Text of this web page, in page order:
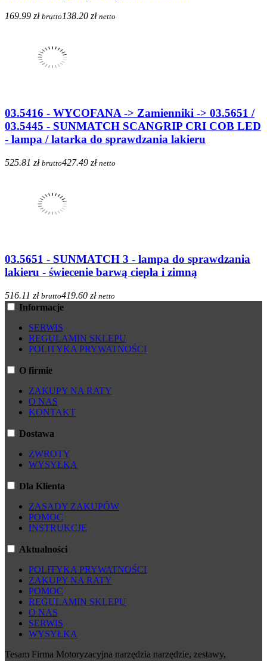
169.99 zł brutto 138.20 zł netto
03.5416 - WYCOFANA -> Zamienniki -> 03.5651 /
03.5445 - SUNMATCH SCANGRIP CRI COB LED
- lampa / latarka do sprawdzania lakieru
525.81 zł brutto427.49 zł netto
03.5651 - SUNMATCH 3 - lampa do sprawdzania
lakieru - świecenie barwą ciepła i zimną
516.11 zł brutto419.60 zł netto
Informacje
SERWIS
REGULAMIN SKLEPU
POLITYKA PRYWATNOŚCI
O firmie
ZAKUPY NA RATY
O NAS
KONTAKT
Dostawa
ZWROTY
WYSYŁKA
Dla Klienta
ZASADY ZAKUPÓW
POMOC
INSTRUKCJE
Aktualności
POLITYKA PRYWATNOŚCI
ZAKUPY NA RATY
POMOC
REGULAMIN SKLEPU
O NAS
SERWIS
WYSYŁKA
Tesam Firma Motoryzacyjna narzędzia narzędzie, zestawy,